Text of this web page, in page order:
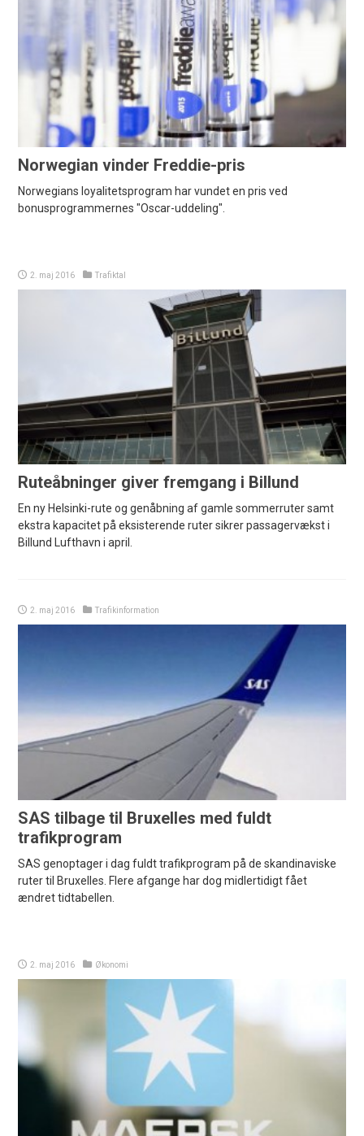
Norwegian vinder Freddie-pris
Norwegians loyalitetsprogram har vundet en pris ved
bonusprogrammernes "Oscar-uddeling".
2. maj 2016 Trafiktal
Ruteåbninger giver fremgang i Billund
En ny Helsinki-rute og genåbning af gamle sommerruter samt
ekstra kapacitet på eksisterende ruter sikrer passagervækst i
Billund Lufthavn i april.
2. maj 2016 Trafikinformation
SAS tilbage til Bruxelles med fuldt
trafikprogram
SAS genoptager i dag fuldt trafikprogram på de skandinaviske
ruter til Bruxelles. Flere afgange har dog midlertidigt fået
ændret tidtabellen.
2. maj 2016 Økonomi